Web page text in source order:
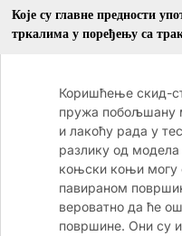
Које су главне предности
тркалима у поређењу са
Коришћење скид-
пружа побољшану
и лакоћу рада у
разлику од
коњски коњи могу
павираном
вероватно да ће
површине. Они су